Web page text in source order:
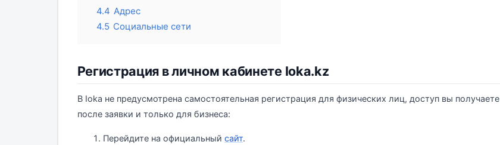
4.4 Адрес
4.5 Социальные сети
Регистрация в личном кабинете Ioka.kz
В Ioka не предусмотрена самостоятельная регистрация для физических лиц, доступ вы получаете
после заявки и только для бизнеса:
Перейдите на официальный сайт.